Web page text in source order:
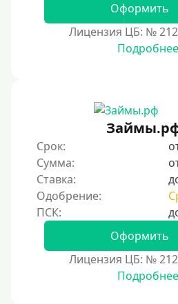
Без страховок и комиссий
Повторный
Надежные
Без обмана
Без предоплат
Без электронной почты
С автоматическим одобрением
Без номера телефона
Оформить
Лицензия ЦБ: №
Подробнее
Срок:
Сумма:
Ставка:
Одобрение:
Оформить
Лицензия ЦБ: №
Подробнее